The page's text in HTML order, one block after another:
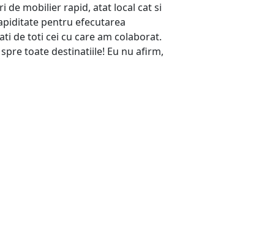
de mobilier rapid, atat local cat si
pentru efecutarea
de toti cei cu care am colaborat.
toate destinatiile! Eu nu afirm,